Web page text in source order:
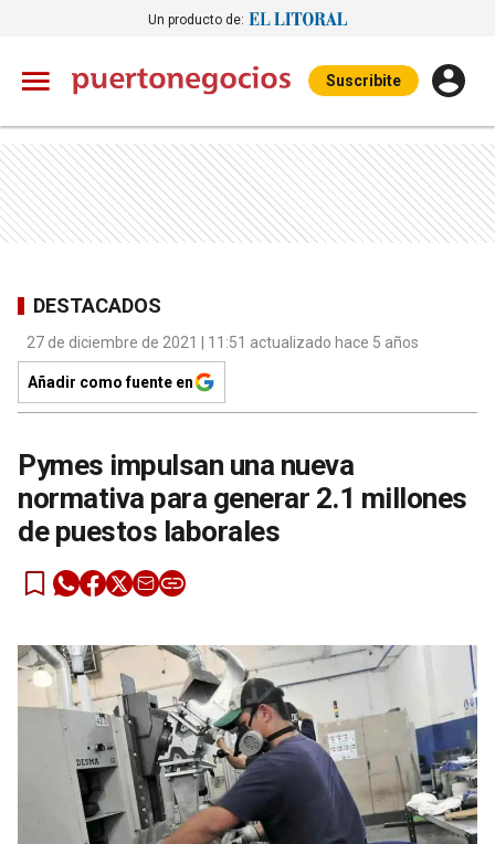
Un producto de:
Suscribite
DESTACADOS
27 de diciembre de 2021 | 11:51 actualizado hace 5 años
Añadir como fuente en
Pymes impulsan una nueva
normativa para generar 2.1 millones
de puestos laborales